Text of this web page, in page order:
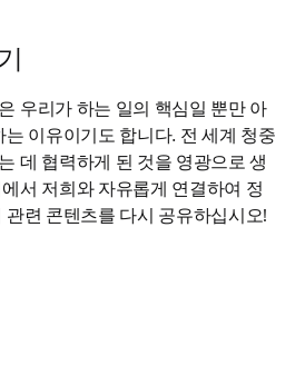
우리가 하는 일의 핵심일 뿐만 아
이유이기도 합니다. 전 세계 청중
데 협력하게 된 것을 영광으로 생
서 저희와 자유롭게 연결하여 정
련 콘텐츠를 다시 공유하십시오!